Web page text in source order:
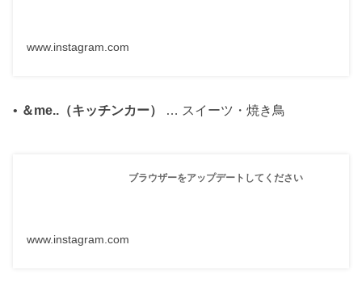
www.instagram.com
• ＆me..（キッチンカー） … スイーツ・焼き鳥
ブラウザーをアップデートしてください
www.instagram.com